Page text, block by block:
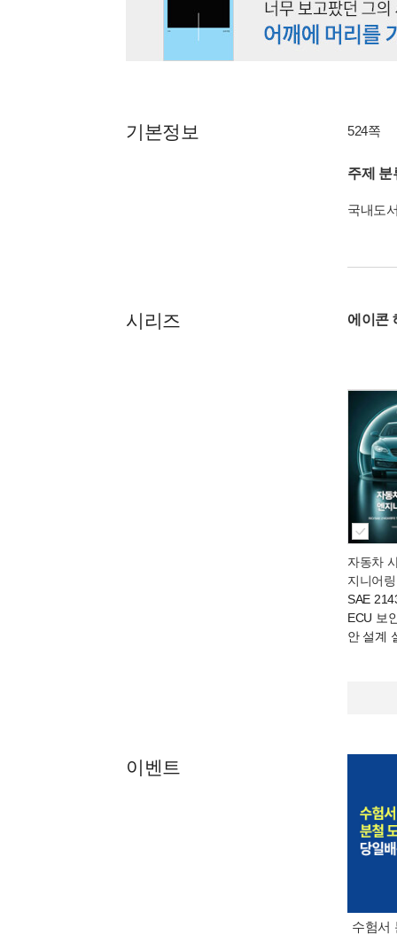
기본정보 524쪽
주제 분
국내도
시리즈 에이콘
자동차
지니어
SAE
ECU 보
안 설계
이벤트
수험서